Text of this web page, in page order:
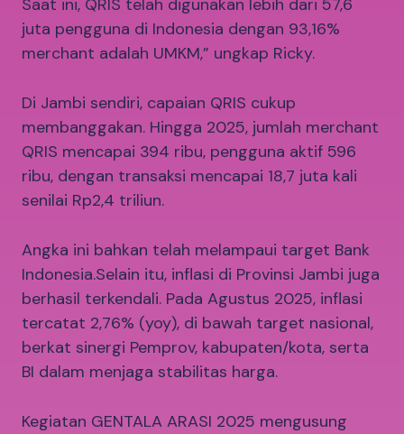
Saat ini, QRIS telah digunakan lebih dari 57,6
juta pengguna di Indonesia dengan 93,16%
merchant adalah UMKM,” ungkap Ricky.
Di Jambi sendiri, capaian QRIS cukup
membanggakan. Hingga 2025, jumlah merchant
QRIS mencapai 394 ribu, pengguna aktif 596
ribu, dengan transaksi mencapai 18,7 juta kali
senilai Rp2,4 triliun.
Angka ini bahkan telah melampaui target Bank
Indonesia.Selain itu, inflasi di Provinsi Jambi juga
berhasil terkendali. Pada Agustus 2025, inflasi
tercatat 2,76% (yoy), di bawah target nasional,
berkat sinergi Pemprov, kabupaten/kota, serta
BI dalam menjaga stabilitas harga.
Kegiatan GENTALA ARASI 2025 mengusung